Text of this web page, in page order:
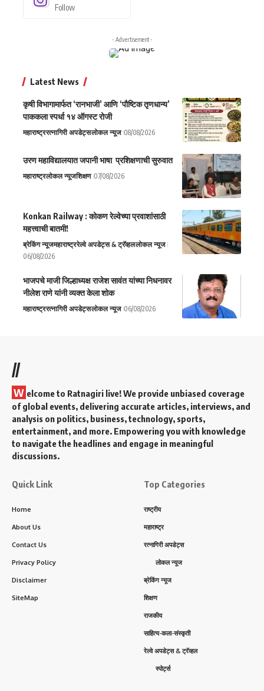
Follow
- Advertisement -
Latest News
कृषी विभागामार्फत ‘रानभाजी’ आणि ‘पौष्टिक तृणधान्य’
पाककला स्पर्धा १४ ऑगस्ट रोजी
महाराष्ट्ररत्नागिरी अपडेट्सलोकल न्यूज 08/08/2026
उरण महाविद्यालयात जपानी भाषा प्रशिक्षणाची सुरुवात
महाराष्ट्रलोकल न्यूजशिक्षण 07/08/2026
Konkan Railway : कोकण रेल्वेच्या प्रवाशांसाठी
महत्त्वाची बातमी!
ब्रेकिंग न्यूजमहाराष्ट्ररेल्वे अपडेट्स & ट्रॅव्हललोकल न्यूज
06/08/2026
भाजपचे माजी जिल्हाध्यक्ष राजेश सावंत यांच्या निधनावर
नीलेश राणे यांनी व्यक्त केला शोक
महाराष्ट्ररत्नागिरी अपडेट्सलोकल न्यूज 06/08/2026
//
W elcome to Ratnagiri live! We provide unbiased coverage
of global events, delivering accurate articles, interviews, and
analysis on politics, business, technology, sports,
entertainment, and more. Empowering you with knowledge
to navigate the headlines and engage in meaningful
discussions.
Quick Link
Home
About Us
Contact Us
Privacy Policy
Disclaimer
SiteMap
Top Categories
राष्ट्रीय
महाराष्ट्र
रत्नागिरी अपडेट्स
लोकल न्यूज
ब्रेकिंग न्यूज
शिक्षण
राजकीय
साहित्य-कला-संस्कृती
रेल्वे अपडेट्स & ट्रॅव्हल
स्पोर्ट्स